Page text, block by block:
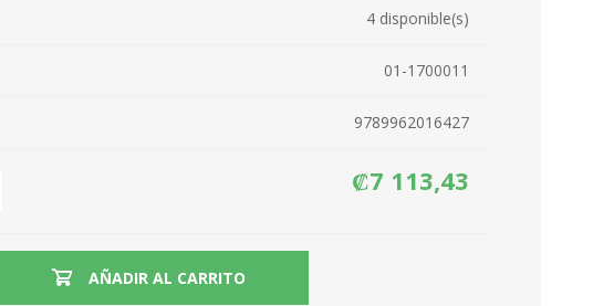
4 disponible(s)
01-1700011
9789962016427
₡7 113,43
AÑADIR AL CARRITO